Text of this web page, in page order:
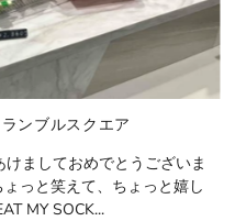
ンブルスクエア
ましておめでとうございま
っと笑えて、ちょっと嬉し
MY SOCK...